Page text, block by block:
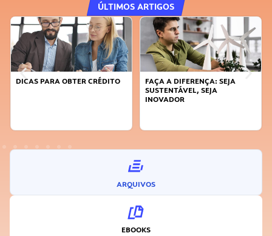
ÚLTIMOS ARTIGOS
DICAS PARA OBTER CRÉDITO
FAÇA A DIFERENÇA: SEJA
SUSTENTÁVEL, SEJA
INOVADOR
ARQUIVOS
EBOOKS